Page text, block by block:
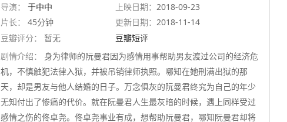
导演：
于中中 上映日期： 2018-09-23
片长：
45分钟 更新日期： 2018-11-14
豆瓣评分：
暂无
豆瓣短评
剧情介绍：
身为律师的阮曼君因为感情用事帮助男友渡过公司的经济危
机，不慎触犯法律入狱，并被吊销律师执照。哪知在她刑满出狱的那
天，却是男友与他人结婚的日子。万念俱灰的阮曼君终究为自己的年少
无知付出了惨痛的代价。就在阮曼君人生最灰暗的时候，遇上同样受过
感情之伤的佟卓尧。佟卓尧事业有成，想帮助阮曼君，哪知阮曼君却将